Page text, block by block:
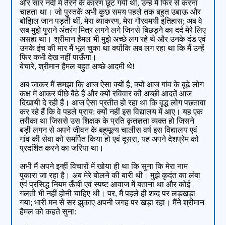
और सार नदी में तैरने के कारण छूट गयी थीं, उन्हें मैं फिर से करना
चाहता था। जो पुस्तकें अभी कुछ समय पहले तक बहुत उबाऊ और
बोझिल जान पड़ती थीं, मेरा व्याकरण, मेरा गौरवमयी इतिहास; अब वे
सब मुझे पुराने अंतरंग मित्र लगने लगे जिनसे बिछड़ने का दर्द मेरे लिए
असह्य था। श्रीमान हैमल भी मुझे अच्छे लग रहे थे और उनके दंड एवं
उनके इंच की मार मैं भूल चुका था क्योंकि अब लग रहा था कि मैं उन्हें
फिर कभी देख नहीं पाऊँगा।
बेचारे, श्रीमान हैमल बहुत अच्छे आदमी थे!
अब जाकर मैं समझा कि आज ऐसा क्यों है, क्यों आज गांव के बूढ़े लोग
कक्ष में आकर पीछे बैठे हैं और क्यों रविवार की अच्छी आदतें आज
दिखायी दे रही हैं। आज ऐसा प्रतीत हो रहा था कि वृद्ध लोग पछतावा
कर रहे हैं कि वे पहले प्राय: क्यों नहीं इस विद्यालय में आए। यह एक
तरीका था जिससे उस शिक्षक के प्रति कृतज्ञता व्यक्त हो जिसने
बड़ी लगन से अपने जीवन के बहुमूल्य चालीस वर्ष इस विद्यालय एवं
गांव की सेवा को समर्पित किया हो एवं दूसरा, यह अपने देशप्रेम को
प्रदर्शित करने का जरिया था।
अभी मैं अपने इन्हीं विचारों में खोया ही था कि सुना कि मेरा नाम
पुकारा जा रहा है। अब मेरे बोलने की बारी थी। मुझे कृदंत का लंबा
एवं प्रसिद्ध नियम ऊँची एवं स्पष्ट आवाज में बताना था और कोई
गलती भी नहीं होनी चाहिए थी। पर, मैं पहले ही शब्द पर लड़खड़ा
गया; भारी मन से सर झुकाए अपनी जगह पर खड़ा रहा। मैंने श्रीमान
हैमल को कहते सुना: